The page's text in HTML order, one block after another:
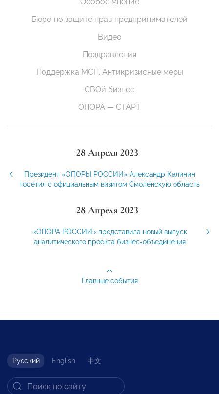
Бюро по защите прав предпринимателей
Видео
Поздравления
Поддержка МСП. Антикризисные меры
СВОй бизнес
ОПОРА — СТАРТ
28 Апреля 2023
Президент «ОПОРЫ РОССИИ» Александр Калинин
посетил с официальным визитом Смоленскую область
28 Апреля 2023
«ОПОРА РОССИИ» представила новый выпуск
аналитического проекта бизнес-объединения
Главные события
Русский English 中文